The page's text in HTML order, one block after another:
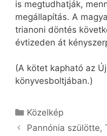
is megtudhatják,
megállapítás. A
trianoni döntés
évtizeden át
(A kötet kapható az
könyvesboltjában.)
Kategória
Közelkép
Pannónia szülötte,